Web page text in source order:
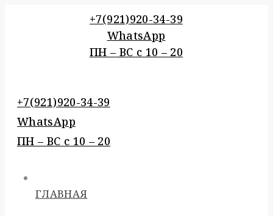
+7(921)920-34-39
WhatsApp
ПН – BC c 10 – 20
+7(921)920-34-39
WhatsApp
ПН – BC c 10 – 20
ГЛАВНАЯ